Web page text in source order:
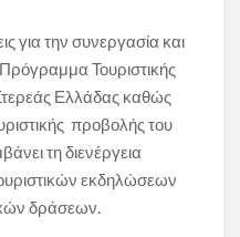
για την συνεργασία και
Τουριστικής
Ελλάδας καθώς
προβολής του
τη διενέργεια
εκδηλώσεων
δράσεων.